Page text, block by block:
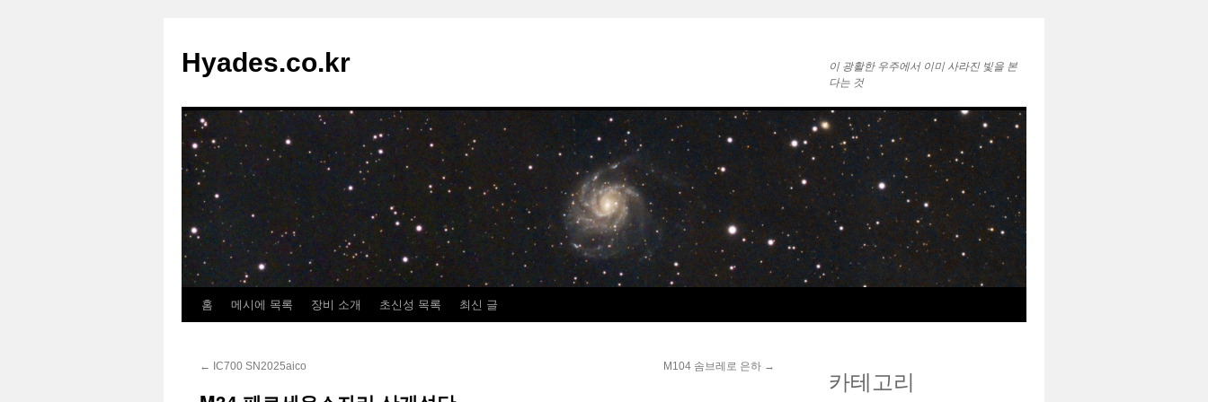
츠
로
너
뛰
기
Hyades.co.kr
이 광활한 우주에서 ㅤㅤㅤㅤㅤㅤㅤㅤㅤㅤㅤㅤㅤㅤㅤ이미 사라진 빛을 본
다는 것
홈 메시에 목록 장비 소개 초신성 목록 최신 글
← IC700 SN2025aico M104 솜브레로 은하 →
카테고리